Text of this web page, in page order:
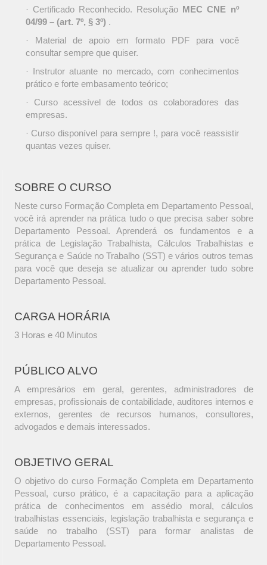
· Certificado Reconhecido. Resolução MEC CNE nº
04/99 – (art. 7º, § 3º) .
· Material de apoio em formato PDF para você
consultar sempre que quiser.
· Instrutor atuante no mercado, com conhecimentos
prático e forte embasamento teórico;
· Curso acessível de todos os colaboradores das
empresas.
· Curso disponível para sempre !, para você reassistir
quantas vezes quiser.
SOBRE O CURSO
Neste curso Formação Completa em Departamento Pessoal,
você irá aprender na prática tudo o que precisa saber sobre
Departamento Pessoal. Aprenderá os fundamentos e a
prática de Legislação Trabalhista, Cálculos Trabalhistas e
Segurança e Saúde no Trabalho (SST) e vários outros temas
para você que deseja se atualizar ou aprender tudo sobre
Departamento Pessoal.
CARGA HORÁRIA
3 Horas e 40 Minutos
PÚBLICO ALVO
A empresários em geral, gerentes, administradores de
empresas, profissionais de contabilidade, auditores internos e
externos, gerentes de recursos humanos, consultores,
advogados e demais interessados.
OBJETIVO GERAL
O objetivo do curso Formação Completa em Departamento
Pessoal, curso prático, é a capacitação para a aplicação
prática de conhecimentos em assédio moral, cálculos
trabalhistas essenciais, legislação trabalhista e segurança e
saúde no trabalho (SST) para formar analistas de
Departamento Pessoal.